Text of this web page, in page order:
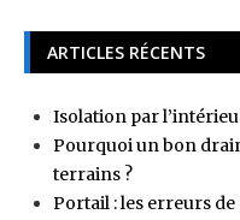
ARTICLES RÉCENTS
Isolation par
Pourquoi un bon
terrains ?
Portail : les erreurs